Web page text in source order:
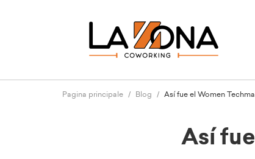
Pagina principale Blog Así fue el Women
Así